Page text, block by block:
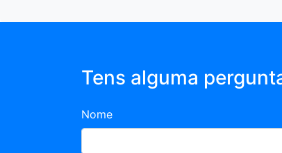
Tens alguma
Nome